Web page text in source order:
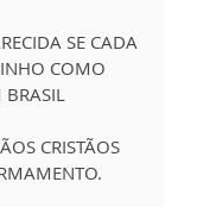
SE CADA
COMO
CRISTÃOS